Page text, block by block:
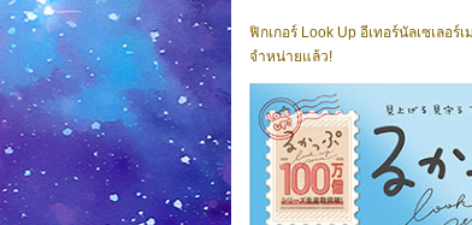
ฟิกเกอร์ Look Up อีเทอร์นัลเซเลอร์
จำหน่ายแล้ว!